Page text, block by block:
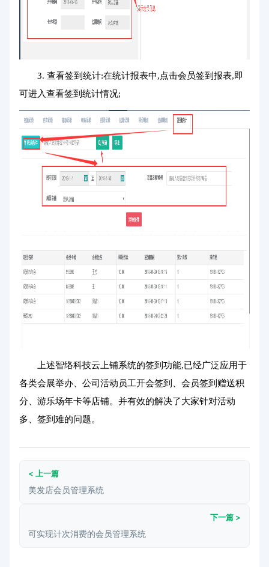
3. 查看签到统计:在统计报表中,点击会员签到报表,即
可进入查看签到统计情况;
上述智络科技云上铺系统的签到功能,已经广泛应用于
各类会展举办、公司活动员工开会签到、会员签到赠送积
分、游乐场年卡等店铺。并有效的解决了大家针对活动
多、签到难的问题。
< 上一篇
美发店会员管理系统
下一篇 >
可实现计次消费的会员管理系统